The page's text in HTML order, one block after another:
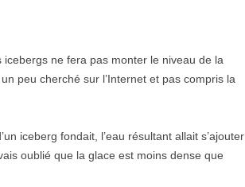
ne fera pas monter le niveau de la
peu cherché sur l’Internet et pas compris la
iceberg fondait, l’eau résultant allait s’ajouter
oublié que la glace est moins dense que